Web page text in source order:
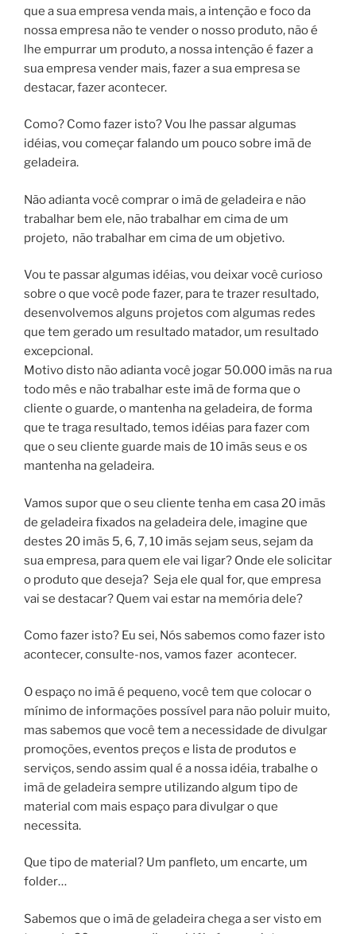
que a sua empresa venda mais, a intenção e foco da
nossa empresa não te vender o nosso produto, não é
lhe empurrar um produto, a nossa intenção é fazer a
sua empresa vender mais, fazer a sua empresa se
destacar, fazer acontecer.
Como? Como fazer isto? Vou lhe passar algumas
idéias, vou começar falando um pouco sobre imã de
geladeira.
Não adianta você comprar o imã de geladeira e não
trabalhar bem ele, não trabalhar em cima de um
projeto, não trabalhar em cima de um objetivo.
Vou te passar algumas idéias, vou deixar você curioso
sobre o que você pode fazer, para te trazer resultado,
desenvolvemos alguns projetos com algumas redes
que tem gerado um resultado matador, um resultado
excepcional.
Motivo disto não adianta você jogar 50.000 imãs na rua
todo mês e não trabalhar este imã de forma que o
cliente o guarde, o mantenha na geladeira, de forma
que te traga resultado, temos idéias para fazer com
que o seu cliente guarde mais de 10 imãs seus e os
mantenha na geladeira.
Vamos supor que o seu cliente tenha em casa 20 imãs
de geladeira fixados na geladeira dele, imagine que
destes 20 imãs 5, 6, 7, 10 imãs sejam seus, sejam da
sua empresa, para quem ele vai ligar? Onde ele solicitar
o produto que deseja? Seja ele qual for, que empresa
vai se destacar? Quem vai estar na memória dele?
Como fazer isto? Eu sei, Nós sabemos como fazer isto
acontecer, consulte-nos, vamos fazer acontecer.
O espaço no imã é pequeno, você tem que colocar o
mínimo de informações possível para não poluir muito,
mas sabemos que você tem a necessidade de divulgar
promoções, eventos preços e lista de produtos e
serviços, sendo assim qual é a nossa idéia, trabalhe o
imã de geladeira sempre utilizando algum tipo de
material com mais espaço para divulgar o que
necessita.
Que tipo de material? Um panfleto, um encarte, um
folder…
Sabemos que o imã de geladeira chega a ser visto em